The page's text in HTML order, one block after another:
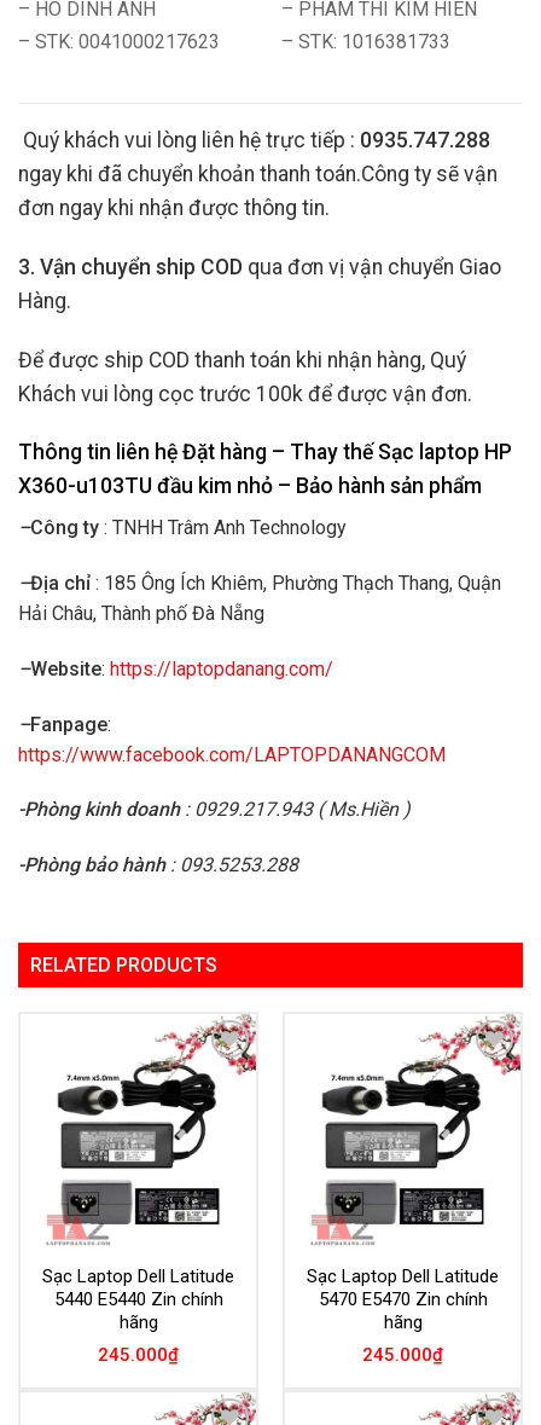
– HO DINH ANH
– STK: 0041000217623
– PHAM THI KIM HIEN
– STK: 1016381733
Quý khách vui lòng liên hệ trực tiếp : 0935.747.288
ngay khi đã chuyển khoản thanh toán.Công ty sẽ vận
đơn ngay khi nhận được thông tin.
3. Vận chuyển ship COD qua đơn vị vận chuyển Giao
Hàng.
Để được ship COD thanh toán khi nhận hàng, Quý
Khách vui lòng cọc trước 100k để được vận đơn.
Thông tin liên hệ Đặt hàng – Thay thế Sạc laptop HP
X360-u103TU đầu kim nhỏ – Bảo hành sản phẩm
–Công ty : TNHH Trâm Anh Technology
–Địa chỉ : 185 Ông Ích Khiêm, Phường Thạch Thang, Quận
Hải Châu, Thành phố Đà Nẵng
–Website: https://laptopdanang.com/
–Fanpage:
https://www.facebook.com/LAPTOPDANANGCOM
-Phòng kinh doanh: 0929.217.943 ( Ms.Hiền )
-Phòng bảo hành: 093.5253.288
RELATED PRODUCTS
Add to
Wishlist
Sạc Laptop Dell Latitude
5440 E5440 Zin chính
hãng
245.000₫
Add to
Wishlist
Sạc Laptop Dell Latitude
5470 E5470 Zin chính
hãng
245.000₫